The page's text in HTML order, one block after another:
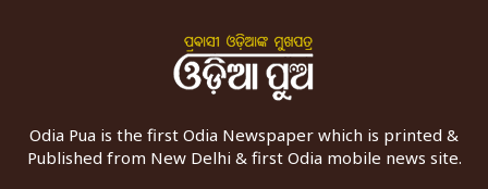
Odia Pua is the first Odia Newspaper which is printed &
Published from New Delhi & first Odia mobile news site.